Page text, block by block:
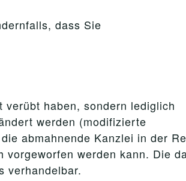
dass Sie
haben, sondern lediglich
werden (modifizierte
abmahnende Kanzlei in der
werden kann. Die
verhandelbar.